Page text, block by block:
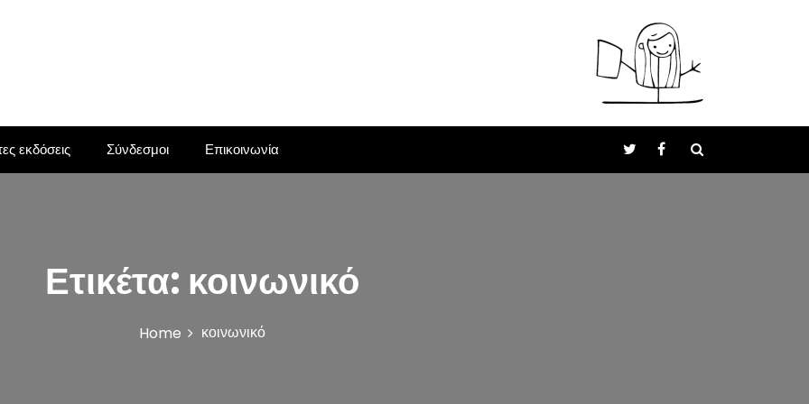
εκδόσεις Σύνδεσμοι Επικοινωνία
Ετικέτα: κοινωνικό
Home κοινωνικό